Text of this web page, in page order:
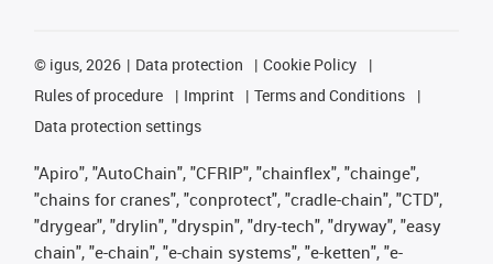
© igus, 2026 Data protection
Cookie Policy
Rules of procedure
Imprint
Terms and Conditions
Data protection settings
"Apiro", "AutoChain", "CFRIP", "chainflex", "chainge",
"chains for cranes", "conprotect", "cradle-chain", "CTD",
"drygear", "drylin", "dryspin", "dry-tech", "dryway", "easy
chain", "e-chain", "e-chain systems", "e-ketten", "e-